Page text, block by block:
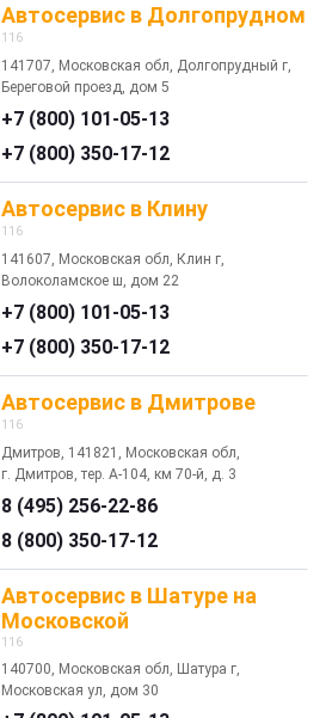
Автосервис в Долгопрудном
116
141707, Московская обл, Долгопрудный г,
Береговой проезд, дом 5
+7 (800) 101-05-13
+7 (800) 350-17-12
Автосервис в Клину
116
141607, Московская обл, Клин г,
Волоколамское ш, дом 22
+7 (800) 101-05-13
+7 (800) 350-17-12
Автосервис в Дмитрове
116
Дмитров, 141821, Московская обл,
г. Дмитров, тер. А-104, км 70-й, д. 3
8 (495) 256-22-86
8 (800) 350-17-12
Автосервис в Шатуре на
Московской
116
140700, Московская обл, Шатура г,
Московская ул, дом 30